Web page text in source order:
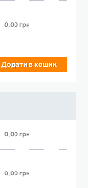
0,00 грн
Додати в кошик
0,00 грн
0,00 грн